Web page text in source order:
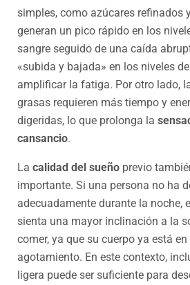
simples, como azúcares refinados
generan un pico rápido en los
sangre seguido de una caída
«subida y bajada» en los niveles
amplificar la fatiga. Por otro lado,
grasas requieren más tiempo y
digeridas, lo que prolonga la
cansancio.
La calidad del sueño previo
importante. Si una persona no ha
adecuadamente durante la noche,
sienta una mayor inclinación a la
comer, ya que su cuerpo ya está
agotamiento. En este contexto,
ligera puede ser suficiente para